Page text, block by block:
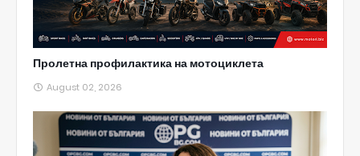
Пролетна профилактика на мотоциклета
August 02, 2026